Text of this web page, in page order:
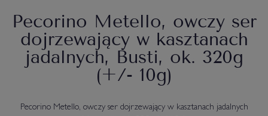
Pecorino Metello, owczy ser
dojrzewający w kasztanach
jadalnych, Busti, ok. 320g
(+/- 10g)
Pecorino Metello, owczy ser dojrzewający w kasztanach jadalnych